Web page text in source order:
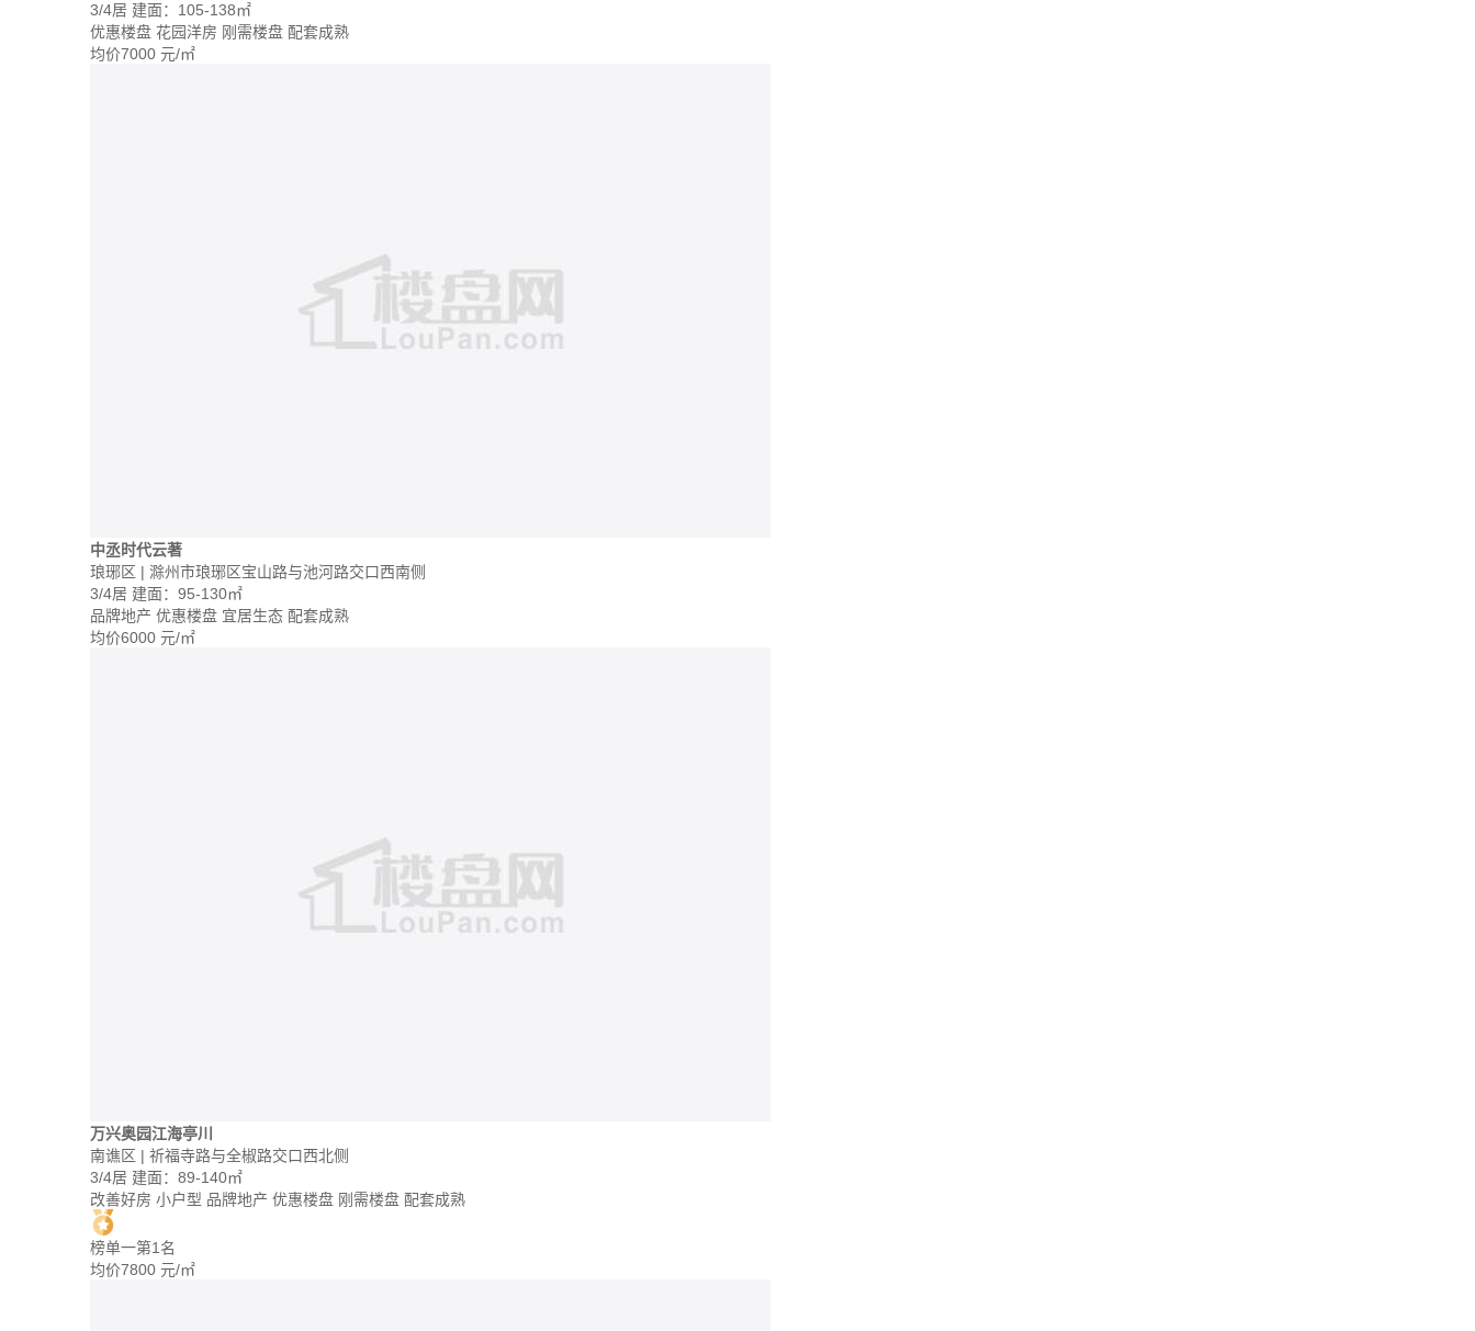
3/4居 建面：105-138㎡
优惠楼盘 花园洋房 刚需楼盘 配套成熟
均价7000 元/㎡
中丞时代云著
琅琊区 | 滁州市琅琊区宝山路与池河路交口西南侧
3/4居 建面：95-130㎡
品牌地产 优惠楼盘 宜居生态 配套成熟
均价6000 元/㎡
万兴奥园江海亭川
南谯区 | 祈福寺路与全椒路交口西北侧
3/4居 建面：89-140㎡
改善好房 小户型 品牌地产 优惠楼盘 刚需楼盘 配套成熟
榜单一第1名
均价7800 元/㎡